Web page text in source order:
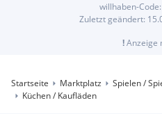
willhaben-Code:
Zuletzt geändert:
!Anzeige
Startseite Marktplatz Spielen /
Küchen / Kaufläden